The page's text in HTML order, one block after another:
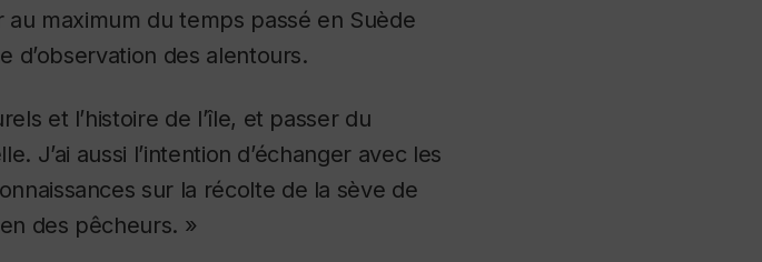
au maximum du temps passé en Suède
d’observation des alentours.
et l’histoire de l’île, et passer du
J’ai aussi l’intention d’échanger avec les
sur la récolte de la sève de
des pêcheurs. »